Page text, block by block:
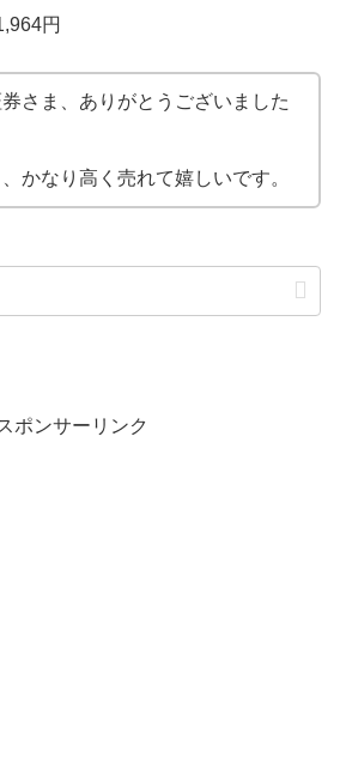
円
さま、ありがとうございました
かなり高く売れて嬉しいです。
ポンサーリンク